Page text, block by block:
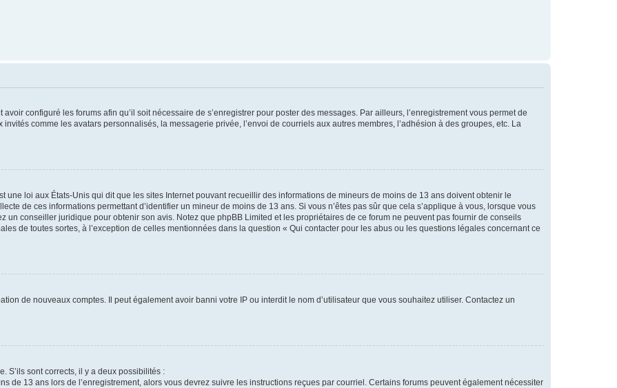
configuré les forums afin qu’il soit nécessaire de s’enregistrer pour poster des messages. Par ailleurs, l’enregistrement vous permet de
comme les avatars personnalisés, la messagerie privée, l’envoi de courriels aux autres membres, l’adhésion à des groupes, etc. La
une loi aux États-Unis qui dit que les sites Internet pouvant recueillir des informations de mineurs de moins de 13 ans doivent obtenir le
de ces informations permettant d’identifier un mineur de moins de 13 ans. Si vous n’êtes pas sûr que cela s’applique à vous, lorsque vous
un conseiller juridique pour obtenir son avis. Notez que phpBB Limited et les propriétaires de ce forum ne peuvent pas fournir de conseils
de toutes sortes, à l’exception de celles mentionnées dans la question « Qui contacter pour les abus ou les questions légales concernant ce
de nouveaux comptes. Il peut également avoir banni votre IP ou interdit le nom d’utilisateur que vous souhaitez utiliser. Contactez un
S’ils sont corrects, il y a deux possibilités :
de 13 ans lors de l’enregistrement, alors vous devrez suivre les instructions reçues par courriel. Certains forums peuvent également nécessiter